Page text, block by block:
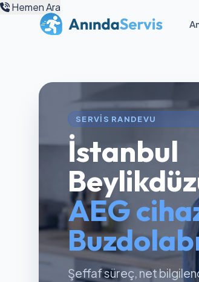
Hemen Ara
SERVIS RANDEVU
İstanbul
AEG
Şeffaf süreç, net